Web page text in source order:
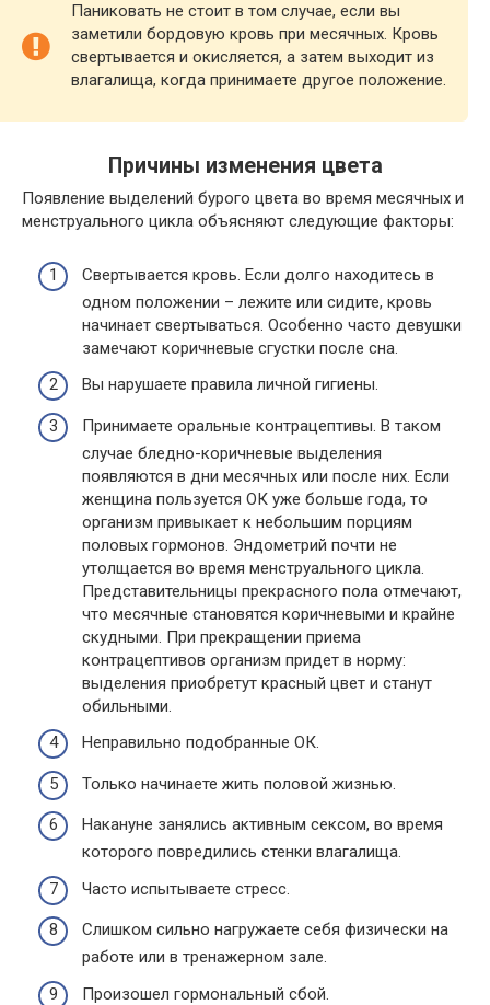
Паниковать не стоит в том случае, если вы
заметили бордовую кровь при месячных. Кровь
свертывается и окисляется, а затем выходит из
влагалища, когда принимаете другое положение.
Причины изменения цвета
Появление выделений бурого цвета во время месячных и
менструального цикла объясняют следующие факторы:
Свертывается кровь. Если долго находитесь в
одном положении – лежите или сидите, кровь
начинает свертываться. Особенно часто девушки
замечают коричневые сгустки после сна.
Вы нарушаете правила личной гигиены.
Принимаете оральные контрацептивы. В таком
случае бледно-коричневые выделения
появляются в дни месячных или после них. Если
женщина пользуется ОК уже больше года, то
организм привыкает к небольшим порциям
половых гормонов. Эндометрий почти не
утолщается во время менструального цикла.
Представительницы прекрасного пола отмечают,
что месячные становятся коричневыми и крайне
скудными. При прекращении приема
контрацептивов организм придет в норму:
выделения приобретут красный цвет и станут
обильными.
Неправильно подобранные ОК.
Только начинаете жить половой жизнью.
Накануне занялись активным сексом, во время
которого повредились стенки влагалища.
Часто испытываете стресс.
Слишком сильно нагружаете себя физически на
работе или в тренажерном зале.
Произошел гормональный сбой.